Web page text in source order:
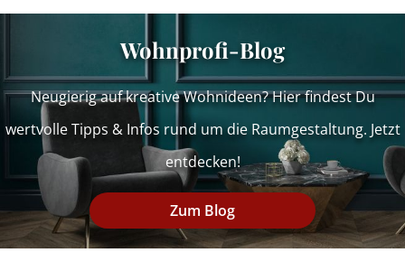
Wohnprofi-Blog
Neugierig auf kreative Wohnideen? Hier findest Du
wertvolle Tipps & Infos rund um die Raumgestaltung. Jetzt
entdecken!
Zum Blog